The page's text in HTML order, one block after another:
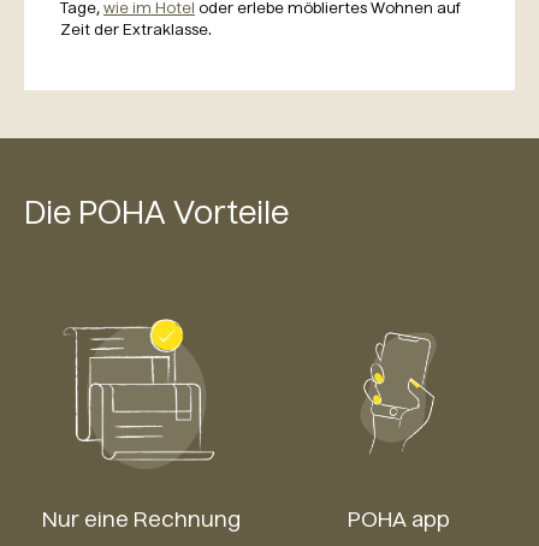
Tage, wie im Hotel oder erlebe möbliertes Wohnen auf
Zeit der Extraklasse.
Die POHA Vorteile
Nur eine Rechnung POHA app